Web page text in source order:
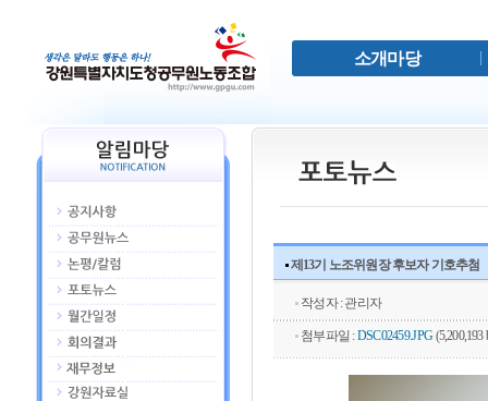
소개마당
제13기 노조위원장 후보자 기호추첨
작성자 : 관리자
첨부파일 :DSC02459.JPG(5,200,193